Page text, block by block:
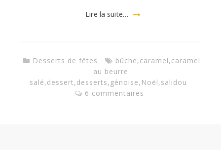
Lire la suite…
Desserts de fêtes bûche,caramel,caramel
au beurre
salé,dessert,desserts, génoise, Noël,salidou
6 commentaires